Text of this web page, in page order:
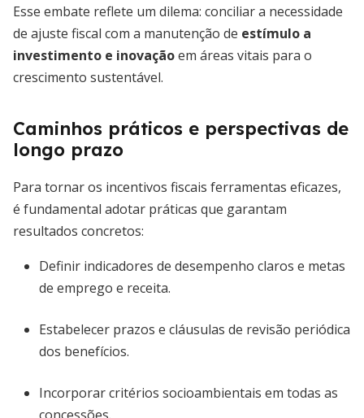
Esse embate reflete um dilema: conciliar a necessidade
de ajuste fiscal com a manutenção de estímulo a
investimento e inovaçãoem áreas vitais para o
crescimento sustentável.
Caminhos práticos e perspectivas de
longo prazo
Para tornar os incentivos fiscais ferramentas eficazes,
é fundamental adotar práticas que garantam
resultados concretos:
Definir indicadores de desempenho claros e metas
de emprego e receita.
Estabelecer prazos e cláusulas de revisão periódica
dos benefícios.
Incorporar critérios socioambientais em todas as